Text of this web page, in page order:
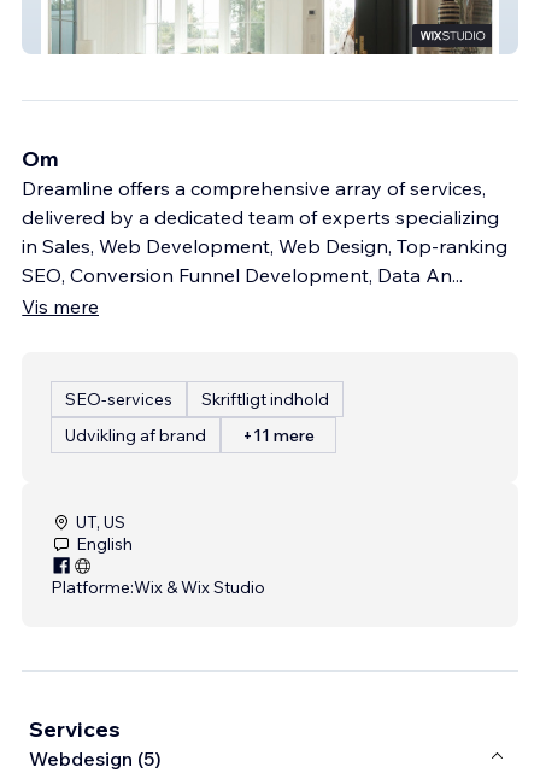
Real Estate With Sam
Om
Dreamline offers a comprehensive array of services,
delivered by a dedicated team of experts specializing
in Sales, Web Development, Web Design, Top-ranking
SEO, Conversion Funnel Development, Data An...
Vis mere
SEO-services
Skriftligt indhold
Udvikling af brand
+11 mere
UT, US
English
Platforme:Wix & Wix Studio
Services
Webdesign (5)